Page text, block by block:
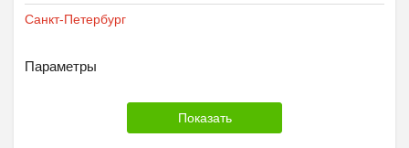
Корпусы
Оперативная память
Системы охлаждения
Санкт-Петербург
Параметры